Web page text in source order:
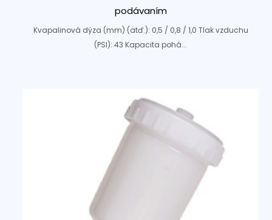
podávaním
Kvapalinová dýza (mm) (atď.): 0,5 / 0,8 / 1,0 Tlak vzduchu
(PSI): 43 Kapacita pohá...